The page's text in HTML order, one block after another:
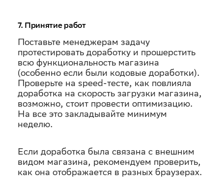
7. Принятие работ
Поставьте менеджерам задачу
протестировать доработку и прошерстить
всю функциональность магазина
(особенно если были кодовые доработки).
Проверьте на speed-тесте, как повлияла
доработка на скорость загрузки магазина,
возможно, стоит провести оптимизацию.
На все это закладывайте минимум
неделю.
Если доработка была связана с внешним
видом магазина, рекомендуем проверить,
как она отображается в разных браузерах.